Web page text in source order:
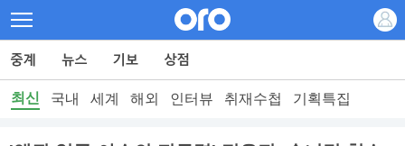
최신 국내 세계 해외 인터뷰 취재수첩 기획특집